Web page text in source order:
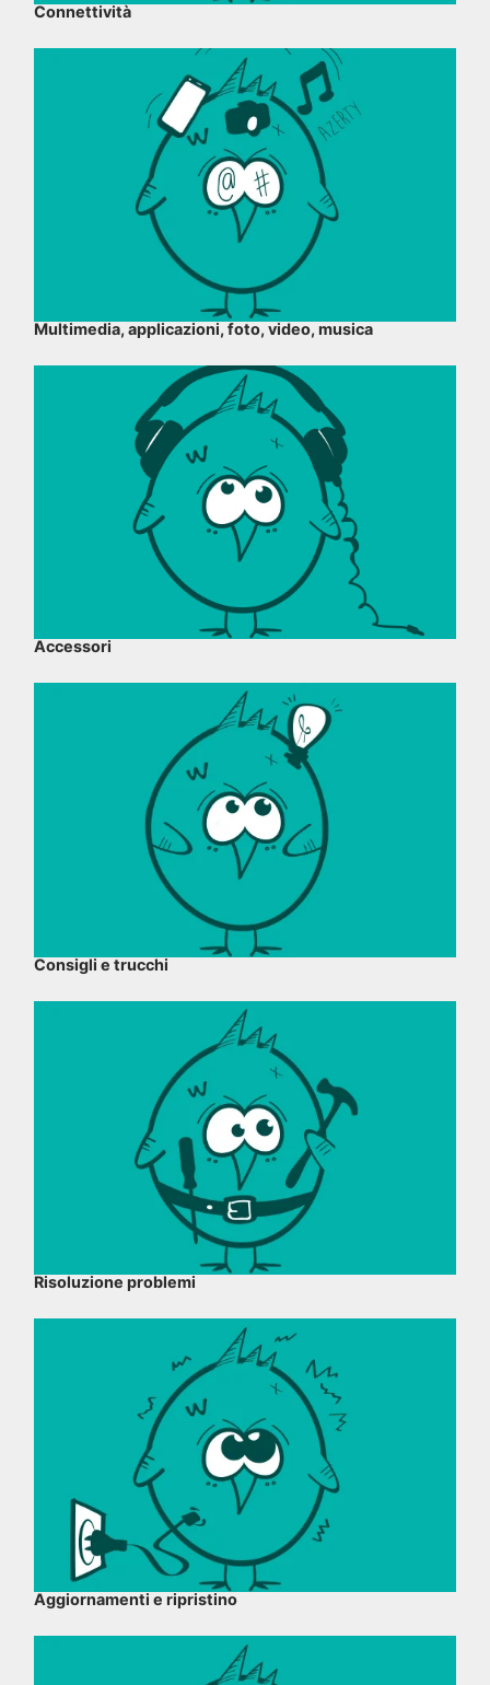
Connettività
Multimedia, applicazioni, foto, video, musica
Accessori
Consigli e trucchi
Risoluzione problemi
Aggiornamenti e ripristino